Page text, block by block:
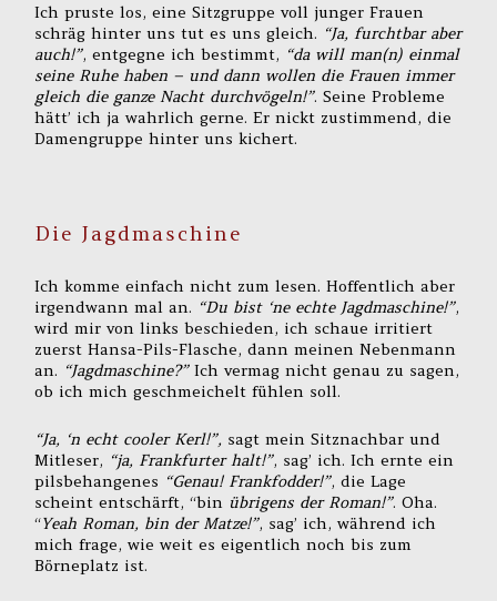
Ich pruste los, eine Sitzgruppe voll junger Frauen
schräg hinter uns tut es uns gleich. “Ja, furchtbar aber
auch!”, entgegne ich bestimmt, “da will man(n) einmal
seine Ruhe haben – und dann wollen die Frauen immer
gleich die ganze Nacht durchvögeln!”. Seine Probleme
hätt’ ich ja wahrlich gerne. Er nickt zustimmend, die
Damengruppe hinter uns kichert.
Die Jagdmaschine
Ich komme einfach nicht zum lesen. Hoffentlich aber
irgendwann mal an. “Du bist ‘ne echte Jagdmaschine!”,
wird mir von links beschieden, ich schaue irritiert
zuerst Hansa-Pils-Flasche, dann meinen Nebenmann
an. “Jagdmaschine?”Ich vermag nicht genau zu sagen,
ob ich mich geschmeichelt fühlen soll.
“Ja, ‘n echt cooler Kerl!”, sagt mein Sitznachbar und
Mitleser, “ja, Frankfurter halt!”, sag’ ich. Ich ernte ein
pilsbehangenes “Genau! Frankfodder!”, die Lage
scheint entschärft, “bin übrigens der Roman!”. Oha.
“Yeah Roman, bin der Matze!”, sag’ ich, während ich
mich frage, wie weit es eigentlich noch bis zum
Börneplatz ist.